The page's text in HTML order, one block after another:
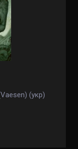
(укр)